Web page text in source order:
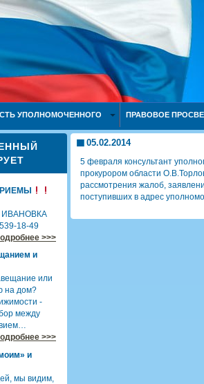
УПОЛНОМОЧЕННОГО ПРАВОВОЕ
ИВАНОВКА
18-49
>>>
и
или
на дом?
-
между
>>>
и
мы видим,
05.02.2014
5 февраля консультант
прокурором области
рассмотрения жалоб,
поступивших в адрес